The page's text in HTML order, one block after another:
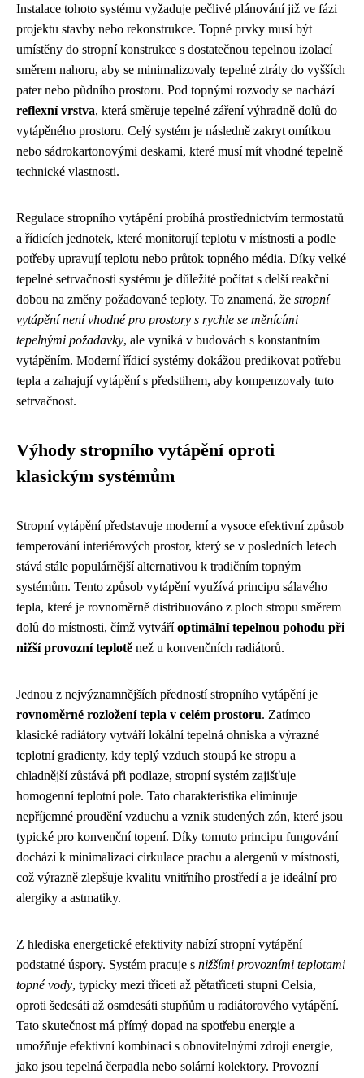
Instalace tohoto systému vyžaduje pečlivé plánování již ve fázi
projektu stavby nebo rekonstrukce. Topné prvky musí být
umístěny do stropní konstrukce s dostatečnou tepelnou izolací
směrem nahoru, aby se minimalizovaly tepelné ztráty do vyšších
pater nebo půdního prostoru. Pod topnými rozvody se nachází
reflexní vrstva, která směruje tepelné záření výhradně dolů do
vytápěného prostoru. Celý systém je následně zakryt omítkou
nebo sádrokartonovými deskami, které musí mít vhodné tepelně
technické vlastnosti.
Regulace stropního vytápění probíhá prostřednictvím termostatů
a řídicích jednotek, které monitorují teplotu v místnosti a podle
potřeby upravují teplotu nebo průtok topného média. Díky velké
tepelné setrvačnosti systému je důležité počítat s delší reakční
dobou na změny požadované teploty. To znamená, že stropní
vytápění není vhodné pro prostory s rychle se měnícími
tepelnými požadavky, ale vyniká v budovách s konstantním
vytápěním. Moderní řídicí systémy dokážou predikovat potřebu
tepla a zahajují vytápění s předstihem, aby kompenzovaly tuto
setrvačnost.
Výhody stropního vytápění oproti
klasickým systémům
Stropní vytápění představuje moderní a vysoce efektivní způsob
temperování interiérových prostor, který se v posledních letech
stává stále populárnější alternativou k tradičním topným
systémům. Tento způsob vytápění využívá principu sálavého
tepla, které je rovnoměrně distribuováno z ploch stropu směrem
dolů do místnosti, čímž vytváříoptimální tepelnou pohodu při
nižší provozní teplotě než u konvenčních radiátorů.
Jednou z nejvýznamnějších předností stropního vytápění je
rovnoměrné rozložení tepla v celém prostoru. Zatímco
klasické radiátory vytváří lokální tepelná ohniska a výrazné
teplotní gradienty, kdy teplý vzduch stoupá ke stropu a
chladnější zůstává při podlaze, stropní systém zajišťuje
homogenní teplotní pole. Tato charakteristika eliminuje
nepříjemné proudění vzduchu a vznik studených zón, které jsou
typické pro konvenční topení. Díky tomuto principu fungování
dochází k minimalizaci cirkulace prachu a alergenů v místnosti,
což výrazně zlepšuje kvalitu vnitřního prostředí a je ideální pro
alergiky a astmatiky.
Z hlediska energetické efektivity nabízí stropní vytápění
podstatné úspory. Systém pracuje s nižšími provozními teplotami
topné vody, typicky mezi třiceti až pětatřiceti stupni Celsia,
oproti šedesáti až osmdesáti stupňům u radiátorového vytápění.
Tato skutečnost má přímý dopad na spotřebu energie a
umožňuje efektivní kombinaci s obnovitelnými zdroji energie,
jako jsou tepelná čerpadla nebo solární kolektory. Provozní